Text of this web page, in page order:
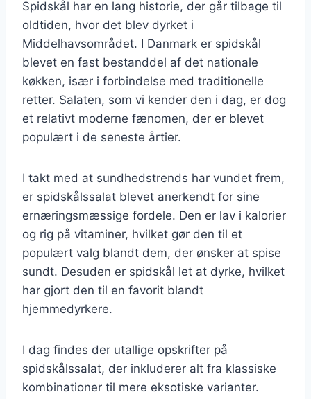
Spidskål har en lang historie, der går tilbage til
oldtiden, hvor det blev dyrket i
Middelhavsområdet. I Danmark er spidskål
blevet en fast bestanddel af det nationale
køkken, især i forbindelse med traditionelle
retter. Salaten, som vi kender den i dag, er dog
et relativt moderne fænomen, der er blevet
populært i de seneste årtier.
I takt med at sundhedstrends har vundet frem,
er spidskålssalat blevet anerkendt for sine
ernæringsmæssige fordele. Den er lav i kalorier
og rig på vitaminer, hvilket gør den til et
populært valg blandt dem, der ønsker at spise
sundt. Desuden er spidskål let at dyrke, hvilket
har gjort den til en favorit blandt
hjemmedyrkere.
I dag findes der utallige opskrifter på
spidskålssalat, der inkluderer alt fra klassiske
kombinationer til mere eksotiske varianter.